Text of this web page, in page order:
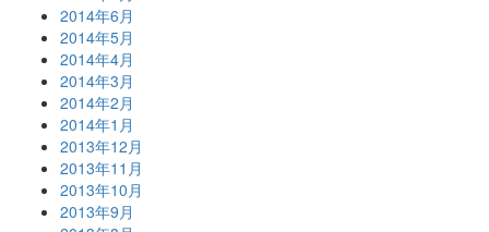
2014年6月
2014年5月
2014年4月
2014年3月
2014年2月
2014年1月
2013年12月
2013年11月
2013年10月
2013年9月